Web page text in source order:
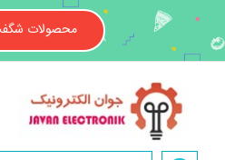
content
محصولات